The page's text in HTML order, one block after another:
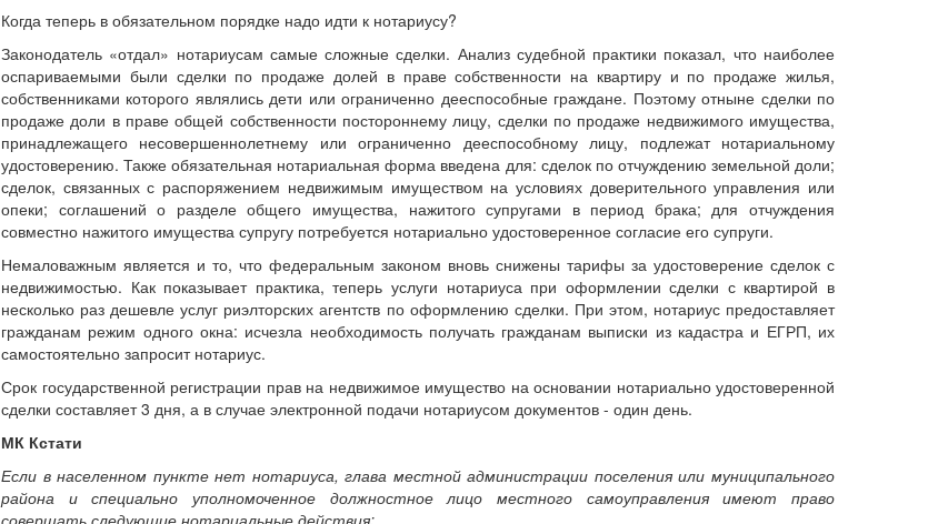
Когда теперь в обязательном порядке надо идти к нотариусу?
Законодатель «отдал» нотариусам самые сложные сделки. Анализ судебной практики показал, что наиболее
оспариваемыми были сделки по продаже долей в праве собственности на квартиру и по продаже жилья,
собственниками которого являлись дети или ограниченно дееспособные граждане. Поэтому отныне сделки по
продаже доли в праве общей собственности постороннему лицу, сделки по продаже недвижимого имущества,
принадлежащего несовершеннолетнему или ограниченно дееспособному лицу, подлежат нотариальному
удостоверению. Также обязательная нотариальная форма введена для: сделок по отчуждению земельной доли;
сделок, связанных с распоряжением недвижимым имуществом на условиях доверительного управления или
опеки; соглашений о разделе общего имущества, нажитого супругами в период брака; для отчуждения
совместно нажитого имущества супругу потребуется нотариально удостоверенное согласие его супруги.
Немаловажным является и то, что федеральным законом вновь снижены тарифы за удостоверение сделок с
недвижимостью. Как показывает практика, теперь услуги нотариуса при оформлении сделки с квартирой в
несколько раз дешевле услуг риэлторских агентств по оформлению сделки. При этом, нотариус предоставляет
гражданам режим одного окна: исчезла необходимость получать гражданам выписки из кадастра и ЕГРП, их
самостоятельно запросит нотариус.
Срок государственной регистрации прав на недвижимое имущество на основании нотариально удостоверенной
сделки составляет 3 дня, а в случае электронной подачи нотариусом документов - один день.
МК Кстати
Если в населенном пункте нет нотариуса, глава местной администрации поселения или муниципального
района и специально уполномоченное должностное лицо местного самоуправления имеют право
совершать следующие нотариальные действия: